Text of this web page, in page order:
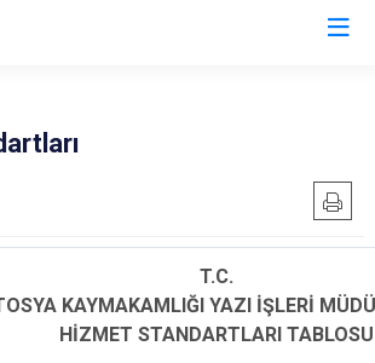
Küre
Pınarbaşı
T.C.
KAYMAKAMLIĞI YAZI İŞLERİ
HİZMET STANDARTLARI TABLOSU